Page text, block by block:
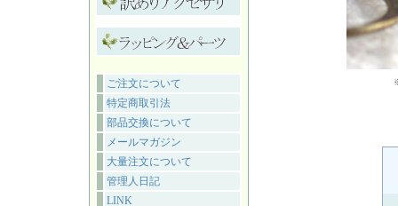
ご注文について
特定商取引法
部品交換について
メールマガジン
大量注文について
管理人日記
LINK